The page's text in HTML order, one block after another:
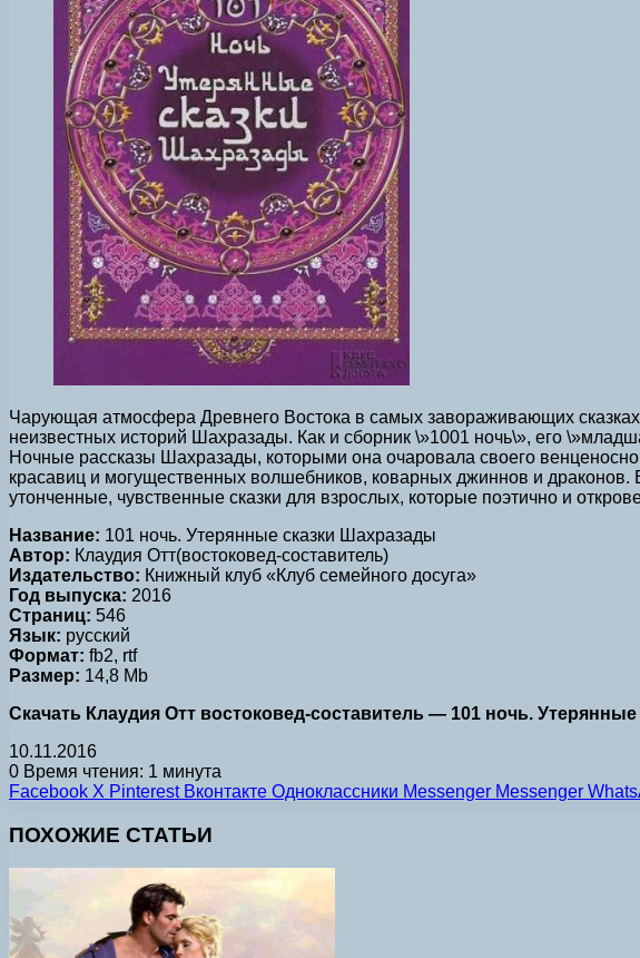
Чарующая атмосфера Древнего Востока в самых завораживающих
неизвестных историй Шахразады. Как и сборник \»1001 ночь\», его
Ночные рассказы Шахразады, которыми она очаровала своего
красавиц и могущественных волшебников, коварных джиннов и
утонченные, чувственные сказки для взрослых, которые поэтично и
Название: 101 ночь. Утерянные сказки Шахразады
Автор: Клаудия Отт(востоковед-составитель)
Издательство: Книжный клуб «Клуб семейного досуга»
Год выпуска: 2016
Страниц: 546
Язык: русский
Формат: fb2, rtf
Размер: 14,8 Mb
Скачать Клаудия Отт востоковед-составитель — 101 ночь.
10.11.2016
0 Время чтения: 1 минута
Facebook X Pinterest Вконтакте Одноклассники Messenger Messenger
ПОХОЖИЕ СТАТЬИ